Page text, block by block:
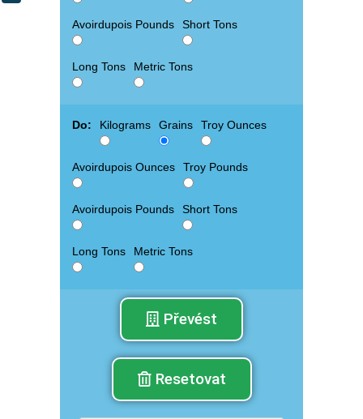
Avoirdupois Pounds Short Tons
Long Tons Metric Tons
Do: Kilograms Grains Troy Ounces
Avoirdupois Ounces Troy Pounds
Avoirdupois Pounds Short Tons
Long Tons Metric Tons
Převést
Resetovat